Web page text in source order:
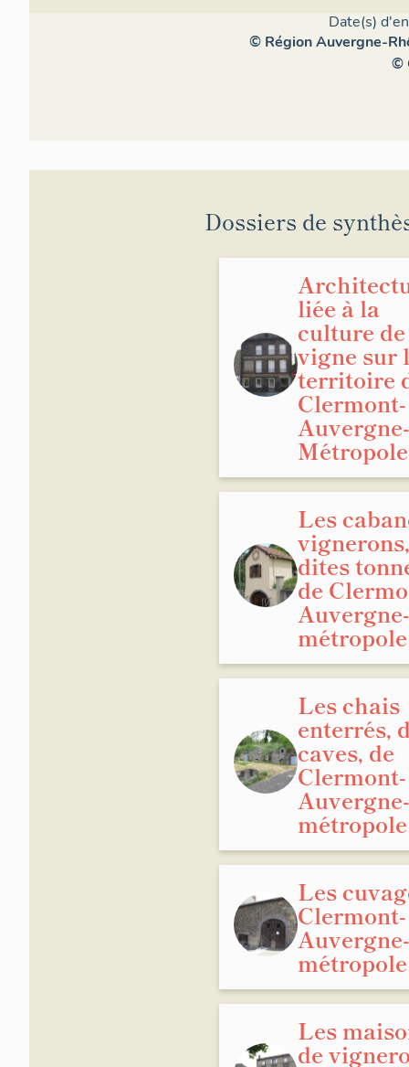
Date(s)
© Région Auvergne-
©
Dossiers de
liée à la
culture
vigne sur
territoire
Clermont-
Auvergne-
Métropole
Les
vignerons,
dites
de
Auvergne-
métropole
Les chais
enterrés,
caves, de
Clermont-
Auvergne-
métropole
Les
Clermont-
Auvergne-
métropole
Les
de